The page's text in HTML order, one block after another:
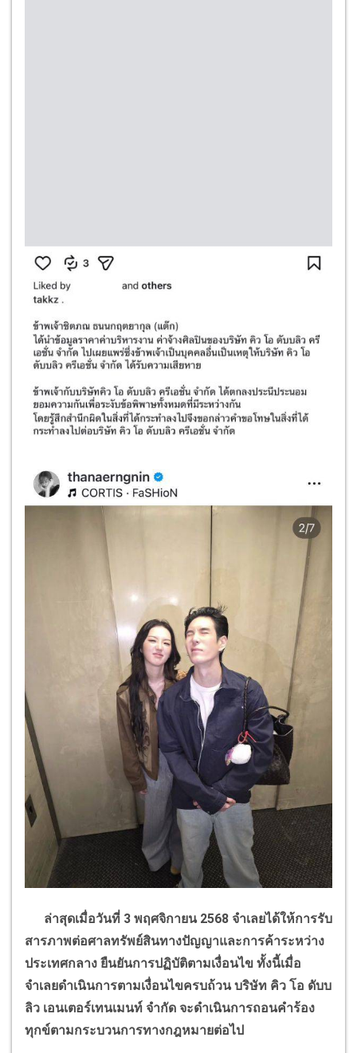
ล่าสุดเมื่อวันที่ 3 พฤศจิกายน 2568 จำเลยได้ให้การรับ
สารภาพต่อศาลทรัพย์สินทางปัญญาและการค้าระหว่าง
ประเทศกลาง ยืนยันการปฏิบัติตามเงื่อนไข ทั้งนี้เมื่อ
จำเลยดำเนินการตามเงื่อนไขครบถ้วน บริษัท คิว โอ ดับบ
ลิว เอนเตอร์เทนเมนท์ จำกัด จะดำเนินการถอนคำร้อง
ทุกข์ตามกระบวนการทางกฎหมายต่อไป